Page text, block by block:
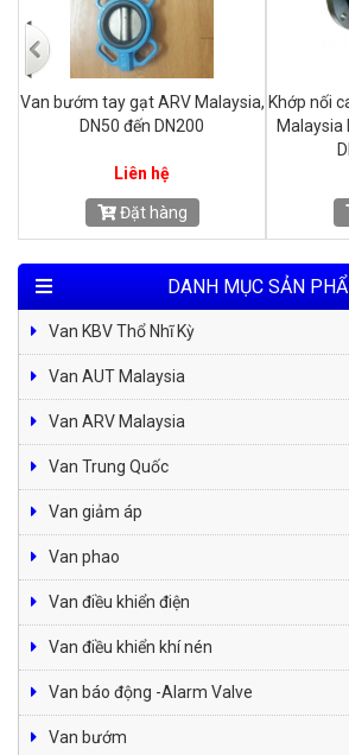
Van bướm tay gạt ARV Malaysia,
DN50 đến DN200
Liên hệ
Đặt hàng
Khớp nối
Malaysia
DANH MỤC SẢN
Van KBV Thổ Nhĩ Kỳ
Van AUT Malaysia
Van ARV Malaysia
Van Trung Quốc
Van giảm áp
Van phao
Van điều khiển điện
Van điều khiển khí nén
Van báo động -Alarm Valve
Van bướm